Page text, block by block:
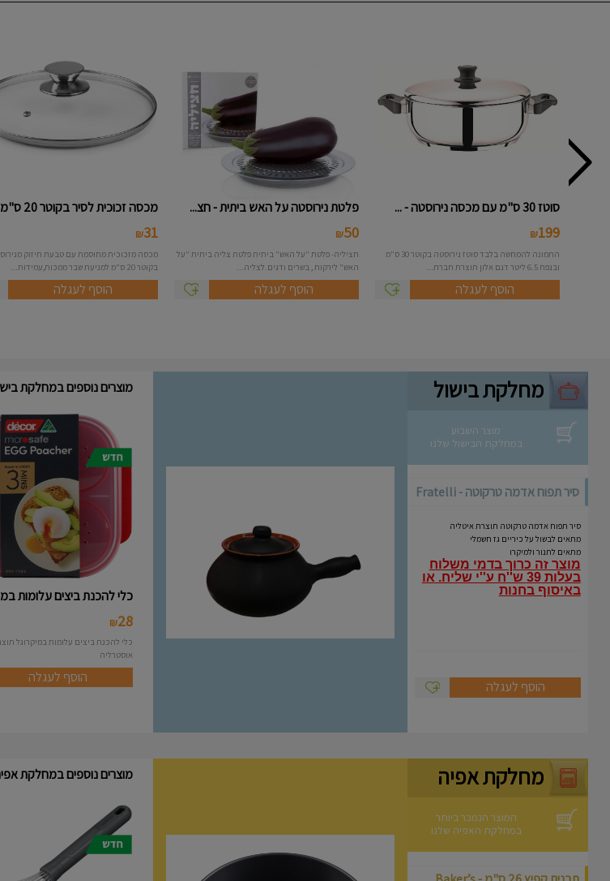
סוטז 30 ס"מ עם מכסה נירוסטה - ...
199
₪
התמונה להמחשה בלבד סוטז נירוסטה בקוטר 30 ס"מ
ובנפח 6.5 ליטר דגם אלון תוצרת חברת...
הוסף לעגלה
פלטת נירוסטה על האש ביתית - חצ...
50
₪
חציליה- פלטת "על האש" ביתית פלטת צליה ביתית "על
האש" לירקות , בשרים ודגים.לצליה...
הוסף לעגלה
מכסה זכוכית לסיר בקוטר 20 ס"מ
31
₪
מכסה מזכוכית מחוסמת עם טבעת חיזוק
בקוטר 20 ס"מ למניעת שבר ממכות,עמידות...
הוסף לעגלה
מחלקת בישול
מוצר השבוע
במחלקת הבישול שלנו
סיר תפוח אדמה טרקוטה - Fratelli
סיר תפוח אדמה טרקוטה תוצרת איטליה
מתאים לבשול על כיריים גז חשמלי
מתאים לתנור ולמיקרו
מוצר זה כרוך בדמי משלוח
בעלות 39 ש''ח ע''י שליח.
או
באיסוף בחנות
הוסף לעגלה
מוצרים נוספים במחלקת
כלי להכנת ביצים עלומות
28
₪
אוסטרליה
הוסף לעגלה
מחלקת אפיה
המוצר הנמכר ביותר
במחלקת האפיה שלנו
מוצרים נוספים במחלקת